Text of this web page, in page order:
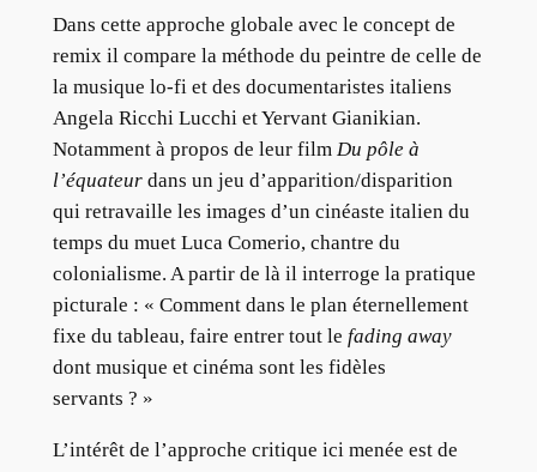
Dans cette approche globale avec le concept de
remix il compare la méthode du peintre de celle de
la musique lo-fi et des documentaristes italiens
Angela Ricchi Lucchi et Yervant Gianikian.
Notamment à propos de leur film Du pôle à
l’équateurdans un jeu d’apparition/disparition
qui retravaille les images d’un cinéaste italien du
temps du muet Luca Comerio, chantre du
colonialisme. A partir de là il interroge la pratique
picturale : « Comment dans le plan éternellement
fixe du tableau, faire entrer tout le fading away
dont musique et cinéma sont les fidèles
servants ? »
L’intérêt de l’approche critique ici menée est de